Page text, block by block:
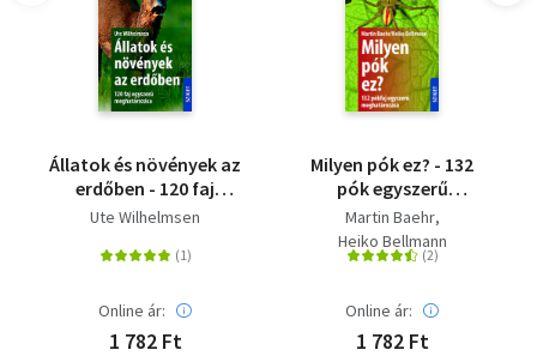
Állatok és növények az
erdőben - 120 faj
egyszerű
Ute Wilhelmsen
Online ár:
1 782 Ft
Milyen pók ez? - 132
pók egyszerű
meghatározása
Martin Baehr
Heiko Bellmann
Online ár:
1 782 Ft